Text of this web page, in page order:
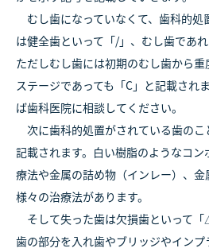
むし歯になっていなくて、歯科的処
は健全歯といって「/」、むし歯であれ
ただしむし歯には初期のむし歯から
ステージであっても「C」と記載され
ば歯科医院に相談してください。
次に歯科的処置がされている歯の
記載されます。白い樹脂のようなコ
療法や金属の詰め物（インレー）、
様々の治療法があります。
そして失った歯は欠損歯といって
歯の部分を入れ歯やブリッジやイン